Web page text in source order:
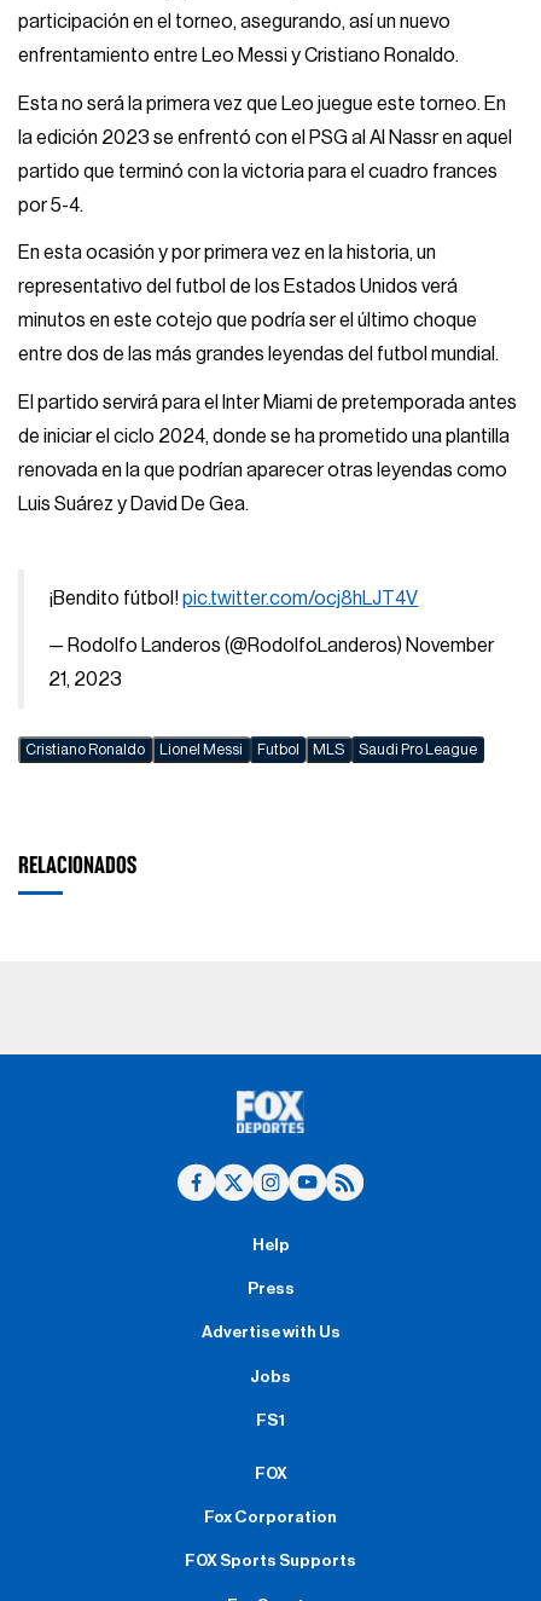
participación en el torneo, asegurando, así un nuevo
enfrentamiento entre Leo Messi y Cristiano Ronaldo.
Esta no será la primera vez que Leo juegue este torneo. En
la edición 2023 se enfrentó con el PSG al Al Nassr en aquel
partido que terminó con la victoria para el cuadro frances
por 5-4.
En esta ocasión y por primera vez en la historia, un
representativo del futbol de los Estados Unidos verá
minutos en este cotejo que podría ser el último choque
entre dos de las más grandes leyendas del futbol mundial.
El partido servirá para el Inter Miami de pretemporada antes
de iniciar el ciclo 2024, donde se ha prometido una plantilla
renovada en la que podrían aparecer otras leyendas como
Luis Suárez y David De Gea.
¡Bendito fútbol!pic.twitter.com/ocj8hLJT4V
— Rodolfo Landeros (@RodolfoLanderos) November
21, 2023
Cristiano Ronaldo Lionel Messi Futbol MLS Saudi Pro League
RELACIONADOS
Help
Press
Advertise with Us
Jobs
FS1
FOX
Fox Corporation
FOX Sports Supports